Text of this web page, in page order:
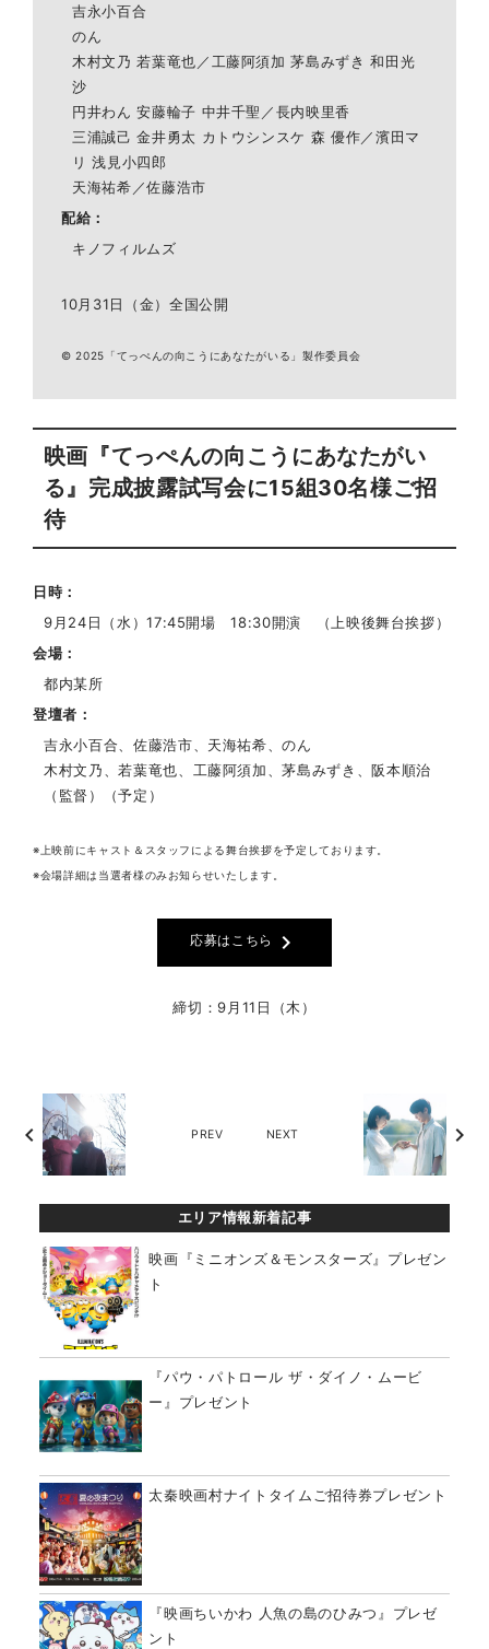
吉永小百合
のん
木村文乃 若葉竜也／工藤阿須加 茅島みずき 和田光
沙
円井わん 安藤輪子 中井千聖／長内映里香
三浦誠己 金井勇太 カトウシンスケ 森 優作／濱田マ
リ 浅見小四郎
天海祐希／佐藤浩市
配給
キノフィルムズ
10月31日（金）全国公開
© 2025「てっぺんの向こうにあなたがいる」製作委員会
映画『てっぺんの向こうにあなたがい
る』完成披露試写会に15組30名様ご招
待
日時
9月24日（水）17:45開場 18:30開演 （上映後舞台挨拶）
会場
都内某所
登壇者
吉永小百合、佐藤浩市、天海祐希、のん
木村文乃、若葉竜也、工藤阿須加、茅島みずき、阪本順治
（監督）（予定）
※上映前にキャスト＆スタッフによる舞台挨拶を予定しております。
※会場詳細は当選者様のみお知らせいたします。
応募はこちら chevron_right
締切：9月11日（木）
chevron_left PREV NEXT chevron_right
エリア情報新着記事
映画『ミニオンズ＆モンスターズ』プレゼン
ト
『パウ・パトロール ザ・ダイノ・ムービ
ー』プレゼント
太秦映画村ナイトタイムご招待券プレゼント
『映画ちいかわ 人魚の島のひみつ』プレゼ
ント